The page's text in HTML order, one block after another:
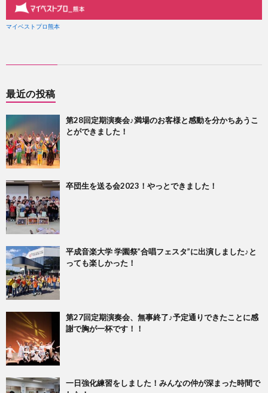
最近の投稿
第28回定期演奏会♪満場のお客様と感動を分かちあうこ
とができました！
卒団生を送る会2023！やっとできました！
平成音楽大学 学園祭”合唱フェスタ”に出演しました♪と
っても楽しかった！
第27回定期演奏会、無事終了♪予定通りできたことに感
謝で胸が一杯です！！
一日強化練習をしました！みんなの仲が深まった時間で